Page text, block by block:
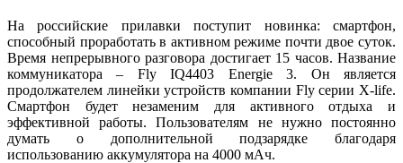
На российские прилавки поступит новинка: смартфон,
способный проработать в активном режиме почти двое суток.
Время непрерывного разговора достигает 15 часов. Название
коммуникатора – Fly IQ4403 Energie 3. Он является
продолжателем линейки устройств компании Fly серии X-life.
Смартфон будет незаменим для активного отдыха и
эффективной работы. Пользователям не нужно постоянно
думать о дополнительной подзарядке благодаря
использованию аккумулятора на 4000 мАч.